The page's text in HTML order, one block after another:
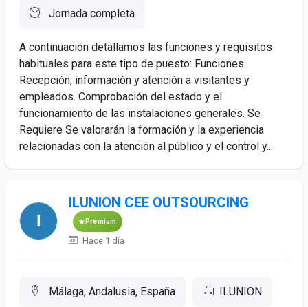
Jornada completa
A continuación detallamos las funciones y requisitos
habituales para este tipo de puesto: Funciones
Recepción, información y atención a visitantes y
empleados. Comprobación del estado y el
funcionamiento de las instalaciones generales. Se
Requiere Se valorarán la formación y la experiencia
relacionadas con la atención al público y el control y...
ILUNION CEE OUTSOURCING
Premium
Hace 1 día
Málaga, Andalusia, España ILUNION